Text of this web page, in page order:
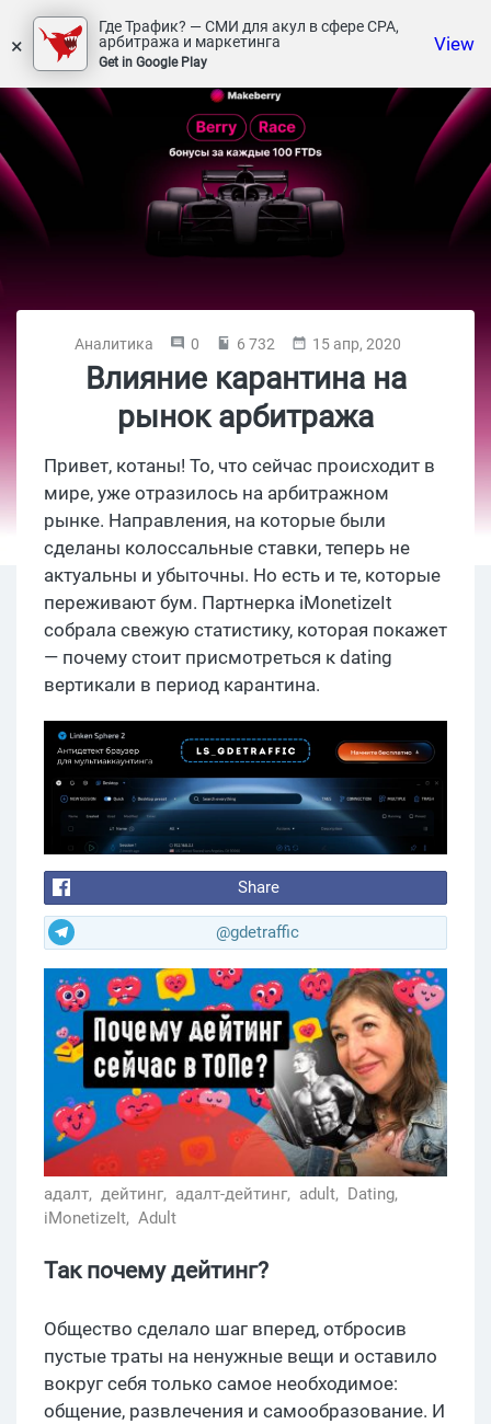
×
Где Трафик? — СМИ для акул в сфере СРА,
арбитража и маркетинга
Get in Google Play
View
Аналитика 0 6 732 15 апр, 2020
Влияние карантина на
рынок арбитража
Привет, котаны! То, что сейчас происходит в
мире, уже отразилось на арбитражном
рынке. Направления, на которые были
сделаны колоссальные ставки, теперь не
актуальны и убыточны. Но есть и те, которые
переживают бум. Партнерка iMonetizeIt
собрала свежую статистику, которая покажет
— почему стоит присмотреться к dating
вертикали в период карантина.
Share
@gdetraffic
адалт, дейтинг, адалт-дейтинг, adult, Dating,
iMonetizeIt, Adult
Так почему дейтинг?
Общество сделало шаг вперед, отбросив
пустые траты на ненужные вещи и оставило
вокруг себя только самое необходимое:
общение, развлечения и самообразование. И